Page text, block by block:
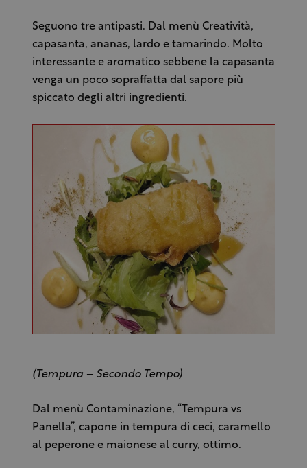
Seguono tre antipasti. Dal menù Creatività,
capasanta, ananas, lardo e tamarindo. Molto
interessante e aromatico sebbene la capasanta
venga un poco sopraffatta dal sapore più
spiccato degli altri ingredienti.
(Tempura – Secondo Tempo)
Dal menù Contaminazione, “Tempura vs
Panella”, capone in tempura di ceci, caramello
al peperone e maionese al curry, ottimo.